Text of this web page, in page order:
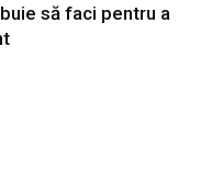
să faci pentru a